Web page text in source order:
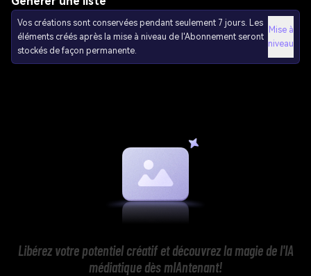
Vos créations sont conservées pendant seulement 7 jours. Les
éléments créés après la mise à niveau de l'Abonnement seront
stockés de façon permanente.
Mise à
niveau
Libérez votre potentiel créatif et découvrez la magie de l'IA
médiatique dès mIAntenant!